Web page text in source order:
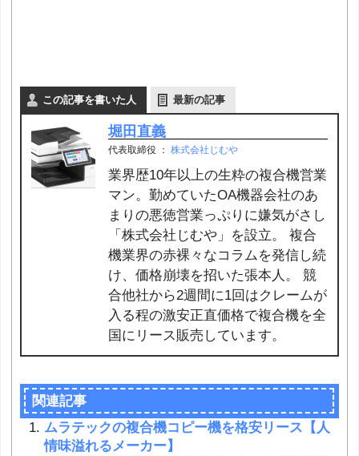
この記事を書いた人 最新の記事
堀田直義
代表取締役 ： 株式会社じむや
業界歴10年以上の生粋の複合機営業
マン。勤めていたOA機器会社のあ
まりの悪徳営業っぷりに嫌気がさし
「株式会社じむや」を設立。 複合
機業界の赤裸々なコラムを発信し続
け、価格崩壊を招いた張本人。 競
合他社から2週間に1回はクレームが
入る程の激安正直価格で複合機を全
国にリース販売しています。
関連記事
ムラテックの複合機コピー機を格安リース【人
情味溢れるメーカー】